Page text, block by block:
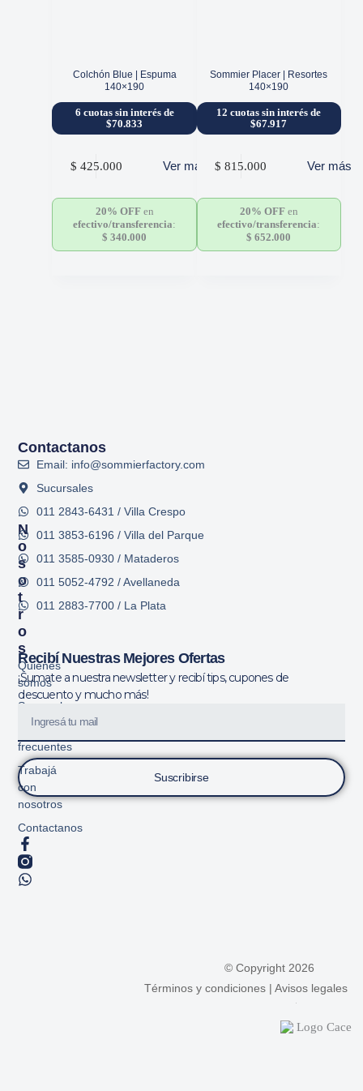
Colchón Blue | Espuma
140×190
6 cuotas sin interés de
$70.833
$ 425.000 Ver más
20% OFFen
efectivo/transferencia:
$ 340.000
Sommier Placer | Resortes
140×190
12 cuotas sin interés de
$67.917
$ 815.000 Ver más
20% OFFen
efectivo/transferencia:
$ 652.000
N
O
S
O
T
R
O
S
Quiénes
somos
Sucursales
Preguntas
frecuentes
Trabajá
con
nosotros
Contactanos
Contactanos
Email: info@sommierfactory.com
Sucursales
011 2843-6431 / Villa Crespo
011 3853-6196 / Villa del Parque
011 3585-0930 / Mataderos
011 5052-4792 / Avellaneda
011 2883-7700 / La Plata
Recibí Nuestras Mejores Ofertas
¡Sumate a nuestra newsletter y recibí tips, cupones de
descuento y mucho más!
Suscribirse
© Copyright 2026
Términos y condiciones| Avisos legales